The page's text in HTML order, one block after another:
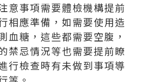
意事項需要體檢機構提前
相應準備，如需要使用造
血糖，這些都需要空腹，
禁忌情況等也需要提前瞭
行檢查時有未做到事項導